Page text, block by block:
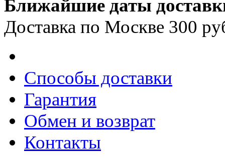
Ближайшие даты
Доставка по Москве 300
Способы доставки
Гарантия
Обмен и возврат
Контакты